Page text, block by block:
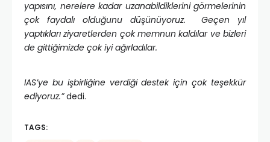
yapısını, nerelere kadar uzanabildiklerini görmelerinin
çok faydalı olduğunu düşünüyoruz. Geçen yıl
yaptıkları ziyaretlerden çok memnun kaldılar ve bizleri
de gittiğimizde çok iyi ağırladılar.
IAS’ye bu işbirliğine verdiği destek için çok teşekkür
ediyoruz.”dedi.
TAGS: